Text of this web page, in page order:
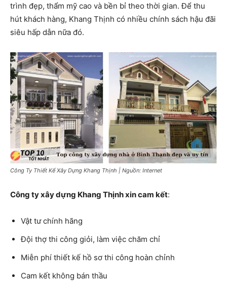
trình đẹp, thẩm mỹ cao và bền bỉ theo thời gian. Để thu
hút khách hàng, Khang Thịnh có nhiều chính sách hậu đãi
siêu hấp dẫn nữa đó.
Công Ty Thiết Kế Xây Dựng Khang Thịnh | Nguồn: Internet
Công ty xây dựng Khang Thịnh xin cam kết:
Vật tư chính hãng
Đội thợ thi công giỏi, làm việc chăm chỉ
Miễn phí thiết kế hồ sơ thi công hoàn chỉnh
Cam kết không bán thầu